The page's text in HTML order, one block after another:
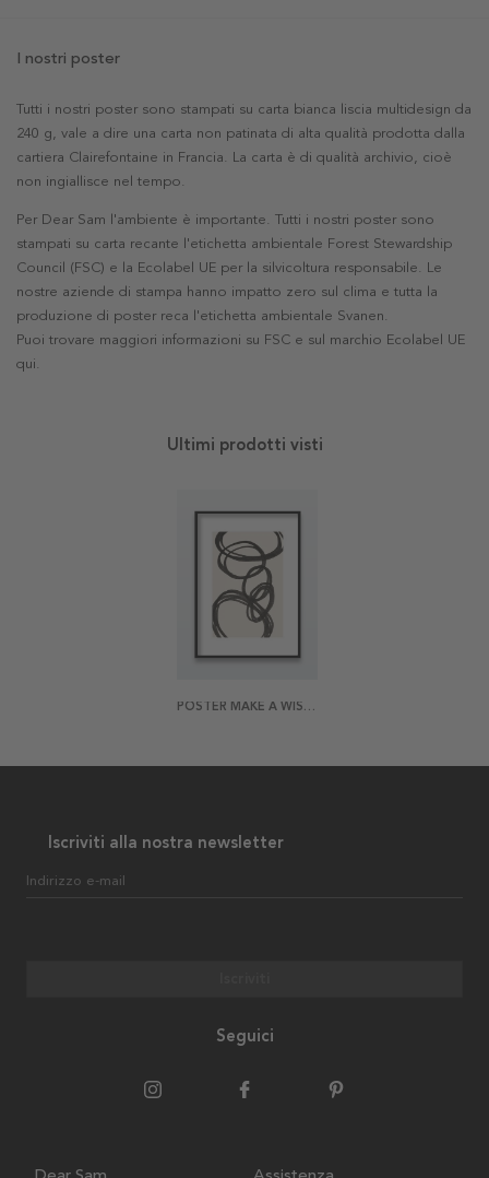
I nostri poster
Tutti i nostri poster sono stampati su carta bianca liscia multidesign da
240 g, vale a dire una carta non patinata di alta qualità prodotta dalla
cartiera Clairefontaine in Francia. La carta è di qualità archivio, cioè
non ingiallisce nel tempo.
Per Dear Sam l'ambiente è importante. Tutti i nostri poster sono
stampati su carta recante l'etichetta ambientale Forest Stewardship
Council (FSC) e la Ecolabel UE per la silvicoltura responsabile. Le
nostre aziende di stampa hanno impatto zero sul clima e tutta la
produzione di poster reca l'etichetta ambientale Svanen.
Puoi trovare maggiori informazioni su FSC e sul marchio Ecolabel UE
qui.
Ultimi prodotti visti
POSTER MAKE A WISH 1
Iscriviti alla nostra newsletter
Indirizzo e-mail
Seguici